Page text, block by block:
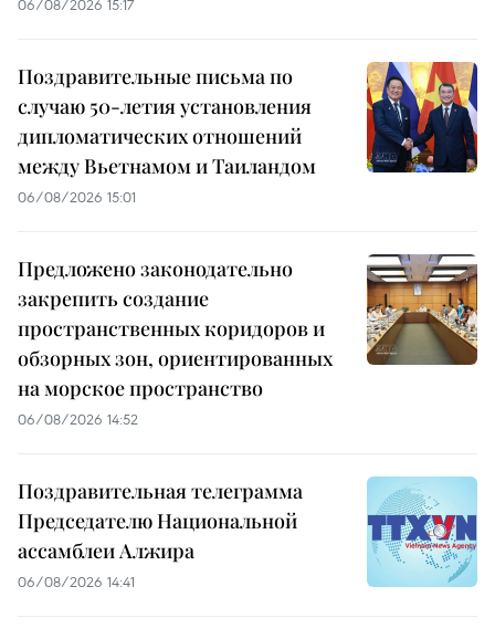
06/08/2026 15:17
Поздравительные письма по
случаю 50-летия установления
дипломатических отношений
между Вьетнамом и Таиландом
06/08/2026 15:01
Предложено законодательно
закрепить создание
пространственных коридоров и
обзорных зон, ориентированных
на морское пространство
06/08/2026 14:52
Поздравительная телеграмма
Председателю Национальной
ассамблеи Алжира
06/08/2026 14:41